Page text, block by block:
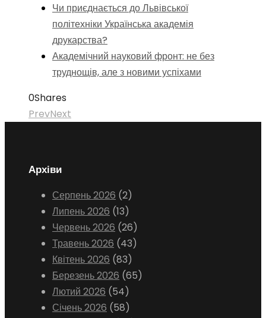
Чи приєднається до Львівської
політехніки Українська академія
друкарства?
Академічний науковий фронт: не без
труднощів, але з новими успіхами
0Shares
PrevNext
Архіви
Серпень 2026 (2)
Липень 2026 (13)
Червень 2026 (26)
Травень 2026 (43)
Квітень 2026 (83)
Березень 2026 (65)
Лютий 2026 (54)
Січень 2026 (58)